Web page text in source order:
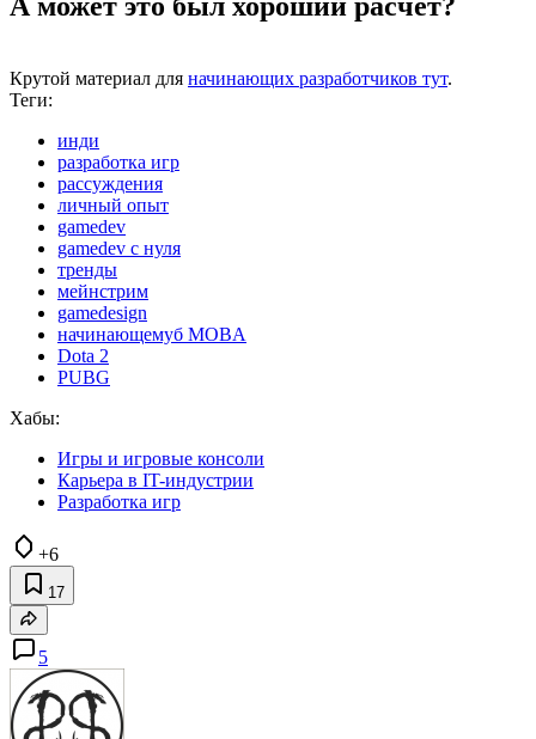
Крутой материал для начинающих разработчиков тут.
Теги:
инди
разработка игр
рассуждения
личный опыт
gamedev
gamedev с нуля
тренды
мейнстрим
gamedesign
начинающемуб MOBA
Dota 2
PUBG
Хабы:
Игры и игровые консоли
Карьера в IT-индустрии
Разработка игр
+6
17
5